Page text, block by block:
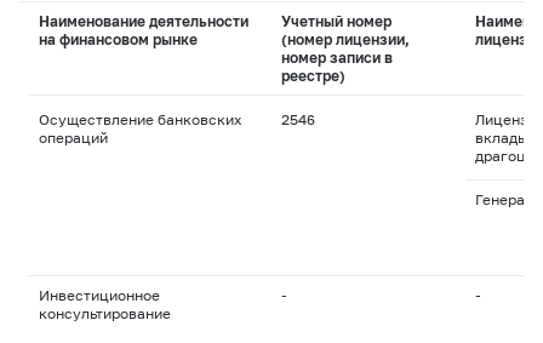
Наименование деятельности
на финансовом рынке
Учетный номер
(номер лицензии,
номер записи в
реестре)
лицензии
Осуществление банковских
операций
2546
вклады
Инвестиционное
консультирование
- -